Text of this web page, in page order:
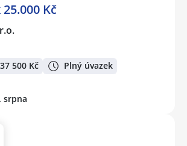
Kč
500 Kč Plný úvazek
srpna